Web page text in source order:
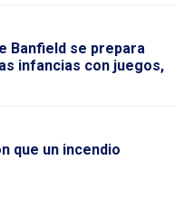
Banfield se prepara
infancias con juegos,
que un incendio